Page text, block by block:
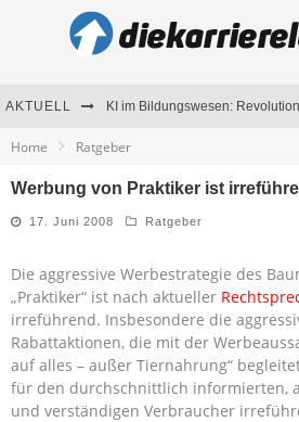
AKTUELL
Home Ratgeber
Werbung von Praktiker ist
17. Juni 2008 Ratgeber
Die aggressive Werbestrategie des
„Praktiker“ ist nach aktueller
irreführend. Insbesondere die
Rabattaktionen, die mit der
auf alles – außer Tiernahrung“
für den durchschnittlich informierten,
und verständigen Verbraucher